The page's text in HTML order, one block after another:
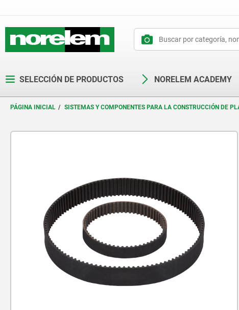
SELECCIÓN DE PRODUCTOS NORELEM ACADEMY
PÁGINA INICIAL SISTEMAS Y COMPONENTES PARA LA CONSTRUCCIÓN DE